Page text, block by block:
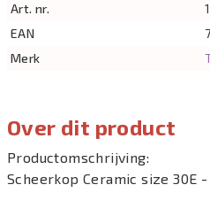
Over dit product
Productomschrijving:
Scheerkop Ceramic size 30E -
Art. nr.
EAN
Merk